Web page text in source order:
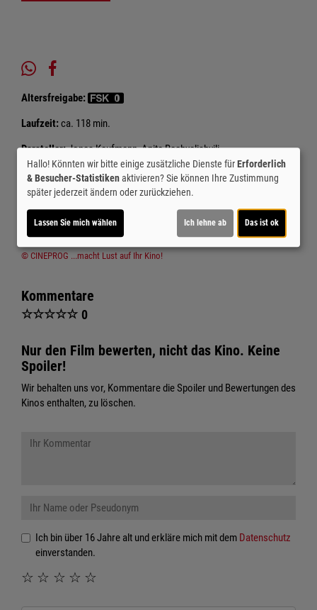
Altersfreigabe:
Laufzeit:ca. 118 min.
Darsteller:Jonas Kaufmann, Anita Rachvelishvili,
Regie:Jochen RiederGenre:KonzertLand:Deutschland 2018
Verleih: Schülke Cinema Consult GmbH (für C Major
© CINEPROG ...macht Lust auf Ihr Kino!
Kommentare
☆☆☆☆☆ 0
Nur den Film bewerten, nicht das Kino. Keine
Spoiler!
Wir behalten uns vor, Kommentare die Spoiler und Bewertungen des
Kinos enthalten, zu löschen.
Ich bin über 16 Jahre alt und erkläre mich mit dem Datenschutz
einverstanden.
☆
☆
☆
☆
☆
Hallo! Könnten wir bitte einige zusätzliche Dienste fürErforderlich
& Besucher-Statistikenaktivieren? Sie können Ihre Zustimmung
später jederzeit ändern oder zurückziehen.
Lassen Sie mich wählen Ich lehne ab Das ist ok